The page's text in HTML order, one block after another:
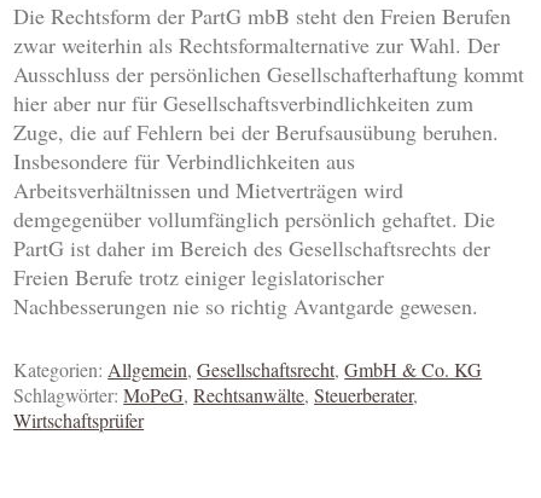
Die Rechtsform der PartG mbB steht den Freien Berufen
zwar weiterhin als Rechtsformalternative zur Wahl. Der
Ausschluss der persönlichen Gesellschafterhaftung kommt
hier aber nur für Gesellschaftsverbindlichkeiten zum
Zuge, die auf Fehlern bei der Berufsausübung beruhen.
Insbesondere für Verbindlichkeiten aus
Arbeitsverhältnissen und Mietverträgen wird
demgegenüber vollumfänglich persönlich gehaftet. Die
PartG ist daher im Bereich des Gesellschaftsrechts der
Freien Berufe trotz einiger legislatorischer
Nachbesserungen nie so richtig Avantgarde gewesen.
Kategorien:Allgemein,Gesellschaftsrecht,GmbH & Co. KG
Schlagwörter:MoPeG,Rechtsanwälte,Steuerberater,
Wirtschaftsprüfer